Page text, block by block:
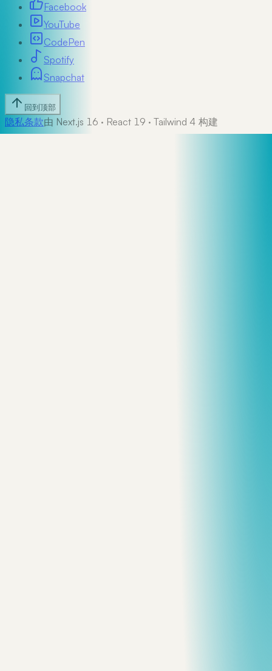
Facebook
YouTube
CodePen
Spotify
Snapchat
回到顶部
隐私条款由 Next.js 16 · React 19 · Tailwind 4 构建